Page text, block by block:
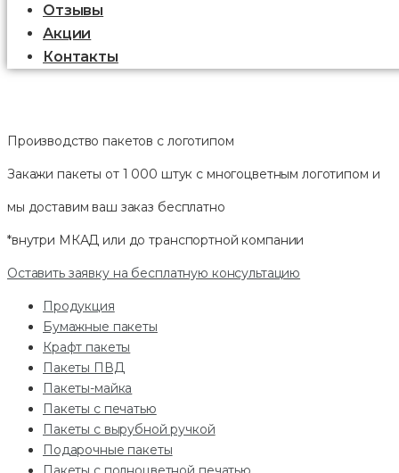
Отзывы
Акции
Контакты
Производство пакетов с логотипом
Закажи пакеты от 1 000 штук с многоцветным логотипом и
мы доставим ваш заказ бесплатно
*внутри МКАД или до транспортной компании
Оставить заявку на бесплатную консультацию
Продукция
Бумажные пакеты
Крафт пакеты
Пакеты ПВД
Пакеты-майка
Пакеты с печатью
Пакеты с вырубной ручкой
Подарочные пакеты